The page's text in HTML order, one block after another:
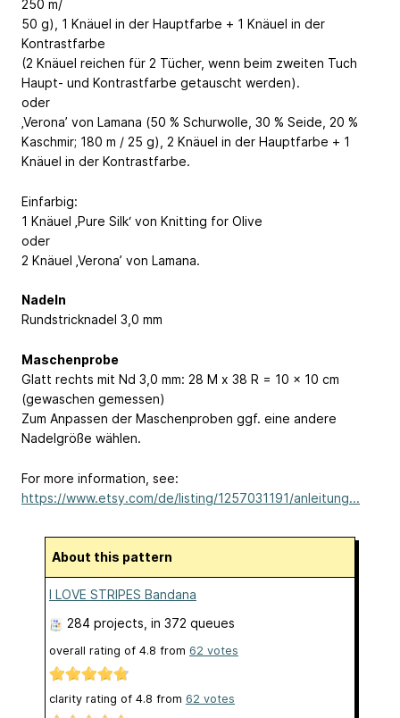
250 m/
50 g), 1 Knäuel in der Hauptfarbe + 1 Knäuel in der
Kontrastfarbe
(2 Knäuel reichen für 2 Tücher, wenn beim zweiten Tuch
Haupt- und Kontrastfarbe getauscht werden).
oder
‚Verona’ von Lamana (50 % Schurwolle, 30 % Seide, 20 %
Kaschmir; 180 m / 25 g), 2 Knäuel in der Hauptfarbe + 1
Knäuel in der Kontrastfarbe.
Einfarbig:
1 Knäuel ‚Pure Silk‘ von Knitting for Olive
oder
2 Knäuel ‚Verona’ von Lamana.
Nadeln
Rundstricknadel 3,0 mm
Maschenprobe
Glatt rechts mit Nd 3,0 mm: 28 M x 38 R = 10 x 10 cm
(gewaschen gemessen)
Zum Anpassen der Maschenproben ggf. eine andere
Nadelgröße wählen.
For more information, see:
https://www.etsy.com/de/listing/1257031191/anleitung...
About this pattern
I LOVE STRIPES Bandana
284 projects , in 372 queues
overall rating of 4.8 from 62 votes
clarity rating of 4.8 from 62 votes